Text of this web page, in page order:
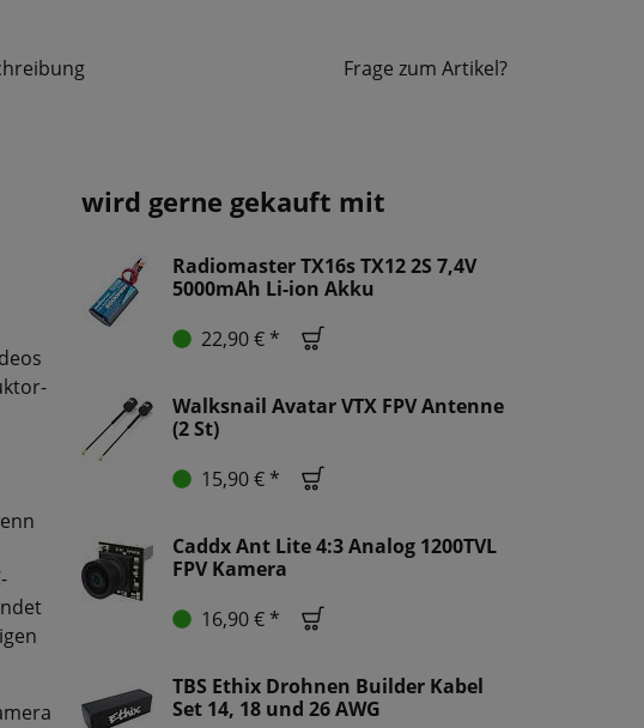
Frage zum Artikel?
wird gerne gekauft mit
Radiomaster TX16s TX12 2S 7,4V
5000mAh Li-ion Akku
22,90 € *
Walksnail Avatar VTX FPV Antenne
(2 St)
15,90 € *
Caddx Ant Lite 4:3 Analog 1200TVL
FPV Kamera
16,90 € *
TBS Ethix Drohnen Builder Kabel
Set 14, 18 und 26 AWG